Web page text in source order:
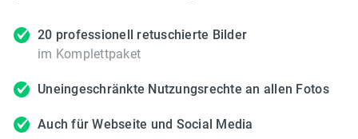
20 professionell retuschierte Bilder
im Komplettpaket
Uneingeschränkte Nutzungsrechte an allen Fotos
Auch für Webseite und Social Media